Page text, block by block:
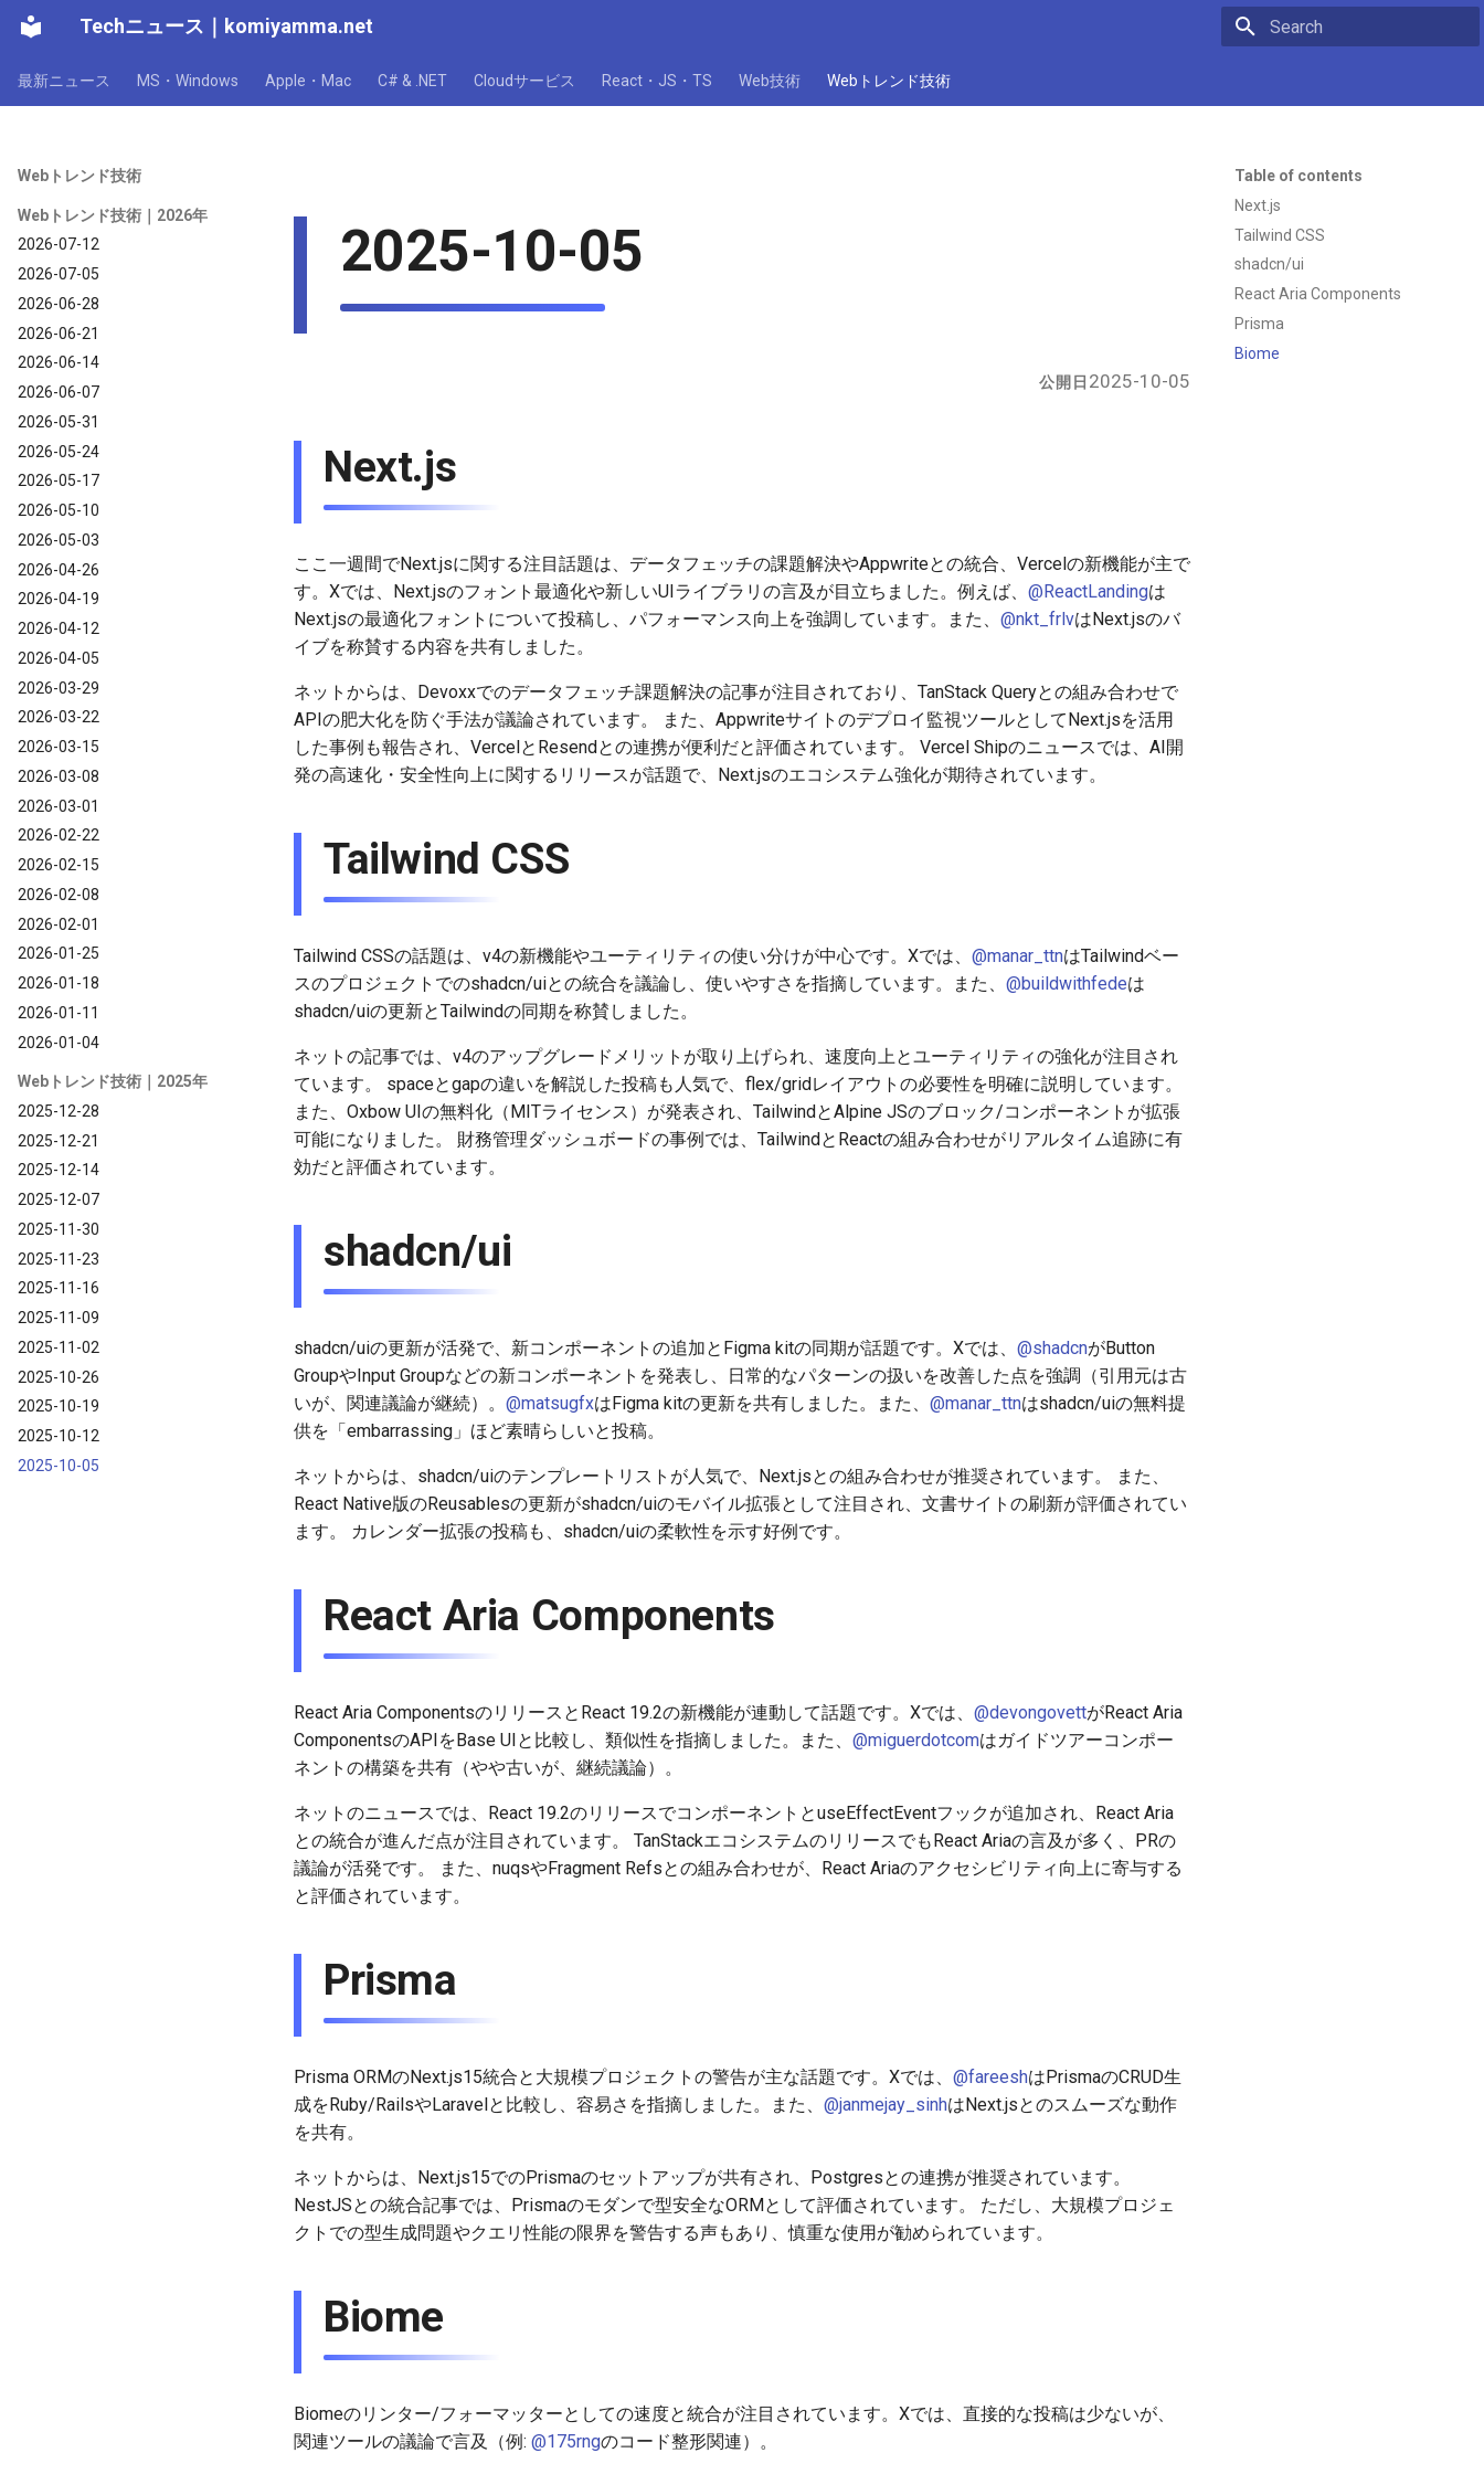
Techニュース komiyamma.net
最新ニュース MS・Windows Apple・Mac C# & .NET Cloudサービス React・JS・TS Web技術 Webトレンド技術
Webトレンド技術
Webトレンド技術｜2026年
2026-07-12
2026-07-05
2026-06-28
2026-06-21
2026-06-14
2026-06-07
2026-05-31
2026-05-24
2026-05-17
2026-05-10
2026-05-03
2026-04-26
2026-04-19
2026-04-12
2026-04-05
2026-03-29
2026-03-22
2026-03-15
2026-03-08
2026-03-01
2026-02-22
2026-02-15
2026-02-08
2026-02-01
2026-01-25
2026-01-18
2026-01-11
2026-01-04
Webトレンド技術｜2025年
2025-12-28
2025-12-21
2025-12-14
2025-12-07
2025-11-30
2025-11-23
2025-11-16
2025-11-09
2025-11-02
2025-10-26
2025-10-19
2025-10-12
2025-10-05
Table of contents
Next.js
Tailwind CSS
shadcn/ui
React Aria Components
Prisma
Biome
2025-10-05
公開日 2025-10-05
Next.js
ここ一週間でNext.jsに関する注目話題は、データフェッチの課題解決やAppwriteとの統合、Vercelの新機能が主で
す。Xでは、Next.jsのフォント最適化や新しいUIライブラリの言及が目立ちました。例えば、 @ReactLandingは
Next.jsの最適化フォントについて投稿し、パフォーマンス向上を強調しています。また、 @nkt_frlvはNext.jsのバ
イブを称賛する内容を共有しました。
ネットからは、Devoxxでのデータフェッチ課題解決の記事が注目されており、TanStack Queryとの組み合わせで
APIの肥大化を防ぐ手法が議論されています。 また、Appwriteサイトのデプロイ監視ツールとしてNext.jsを活用
した事例も報告され、VercelとResendとの連携が便利だと評価されています。 Vercel Shipのニュースでは、AI開
発の高速化・安全性向上に関するリリースが話題で、Next.jsのエコシステム強化が期待されています。
Tailwind CSS
Tailwind CSSの話題は、v4の新機能やユーティリティの使い分けが中心です。Xでは、 @manar_ttnはTailwindベー
スのプロジェクトでのshadcn/uiとの統合を議論し、使いやすさを指摘しています。また、 @buildwithfedeは
shadcn/uiの更新とTailwindの同期を称賛しました。
ネットの記事では、v4のアップグレードメリットが取り上げられ、速度向上とユーティリティの強化が注目され
ています。 spaceとgapの違いを解説した投稿も人気で、flex/gridレイアウトの必要性を明確に説明しています。
また、Oxbow UIの無料化（MITライセンス）が発表され、TailwindとAlpine JSのブロック/コンポーネントが拡張
可能になりました。 財務管理ダッシュボードの事例では、TailwindとReactの組み合わせがリアルタイム追跡に有
効だと評価されています。
shadcn/ui
shadcn/uiの更新が活発で、新コンポーネントの追加とFigma kitの同期が話題です。Xでは、 @shadcnがButton
GroupやInput Groupなどの新コンポーネントを発表し、日常的なパターンの扱いを改善した点を強調（引用元は古
いが、関連議論が継続）。 @matsugfxはFigma kitの更新を共有しました。また、 @manar_ttnはshadcn/uiの無料提
供を「embarrassing」ほど素晴らしいと投稿。
ネットからは、shadcn/uiのテンプレートリストが人気で、Next.jsとの組み合わせが推奨されています。 また、
React Native版のReusablesの更新がshadcn/uiのモバイル拡張として注目され、文書サイトの刷新が評価されてい
ます。 カレンダー拡張の投稿も、shadcn/uiの柔軟性を示す好例です。
React Aria Components
React Aria ComponentsのリリースとReact 19.2の新機能が連動して話題です。Xでは、 @devongovettがReact Aria
ComponentsのAPIをBase UIと比較し、類似性を指摘しました。また、 @miguerdotcomはガイドツアーコンポー
ネントの構築を共有（やや古いが、継続議論）。
ネットのニュースでは、React 19.2のリリースでコンポーネントとuseEffectEventフックが追加され、React Aria
との統合が進んだ点が注目されています。 TanStackエコシステムのリリースでもReact Ariaの言及が多く、PRの
議論が活発です。 また、nuqsやFragment Refsとの組み合わせが、React Ariaのアクセシビリティ向上に寄与する
と評価されています。
Prisma
Prisma ORMのNext.js15統合と大規模プロジェクトの警告が主な話題です。Xでは、 @fareeshはPrismaのCRUD生
成をRuby/RailsやLaravelと比較し、容易さを指摘しました。また、 @janmejay_sinhはNext.jsとのスムーズな動作
を共有。
ネットからは、Next.js15でのPrismaのセットアップが共有され、Postgresとの連携が推奨されています。
NestJSとの統合記事では、Prismaのモダンで型安全なORMとして評価されています。 ただし、大規模プロジェ
クトでの型生成問題やクエリ性能の限界を警告する声もあり、慎重な使用が勧められています。
Biome
Biomeのリンター/フォーマッターとしての速度と統合が注目されています。Xでは、直接的な投稿は少ないが、
関連ツールの議論で言及（例: @175rngのコード整形関連）。